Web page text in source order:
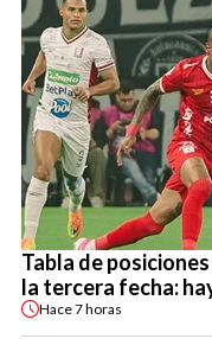
Tabla de
la tercera fecha:
Hace7 horas